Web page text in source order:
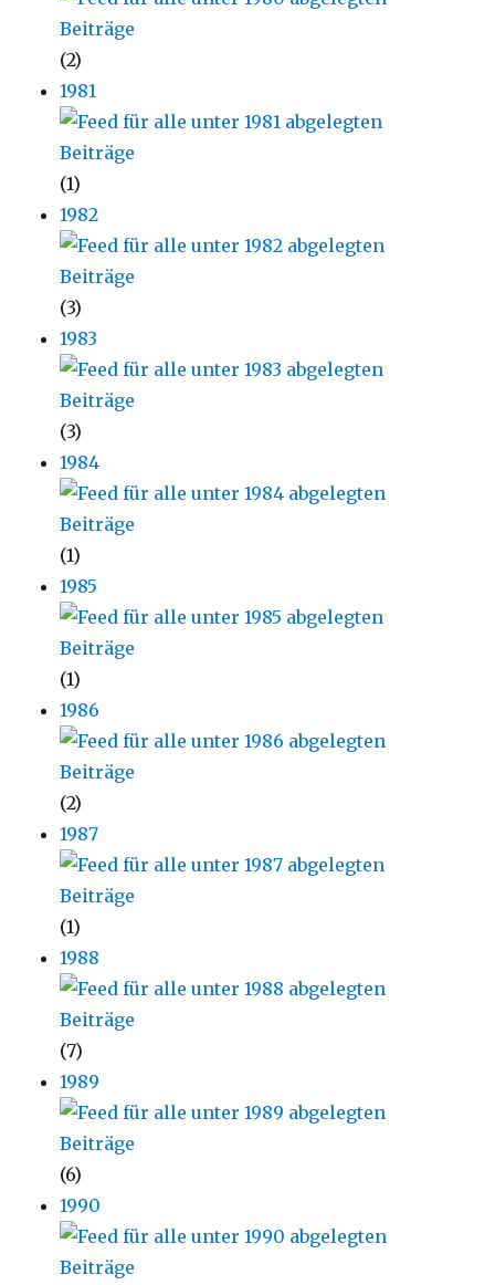
(2)
1981
(1)
1982
(3)
1983
(3)
1984
(1)
1985
(1)
1986
(2)
1987
(1)
1988
(7)
1989
(6)
1990